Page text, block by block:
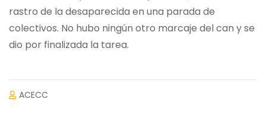
rastro de la desaparecida en una parada de
colectivos. No hubo ningún otro marcaje del can y se
dio por finalizada la tarea.
ACECC